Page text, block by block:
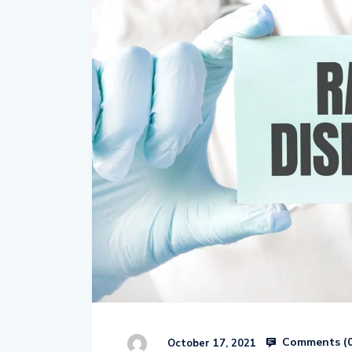
October 17, 2021 Comments (